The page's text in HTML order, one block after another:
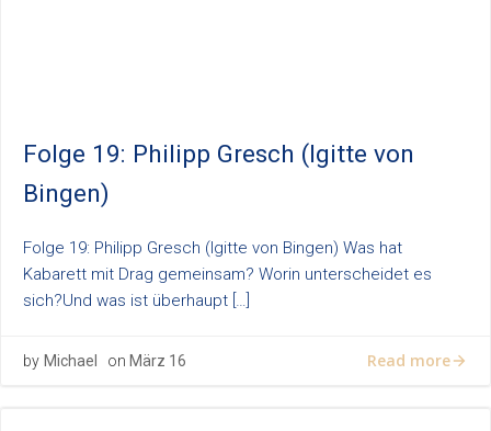
Folge 19: Philipp Gresch (Igitte von
Bingen)
Folge 19: Philipp Gresch (Igitte von Bingen) Was hat
Kabarett mit Drag gemeinsam? Worin unterscheidet es
sich?Und was ist überhaupt […]
by Michael on März 16 Read more